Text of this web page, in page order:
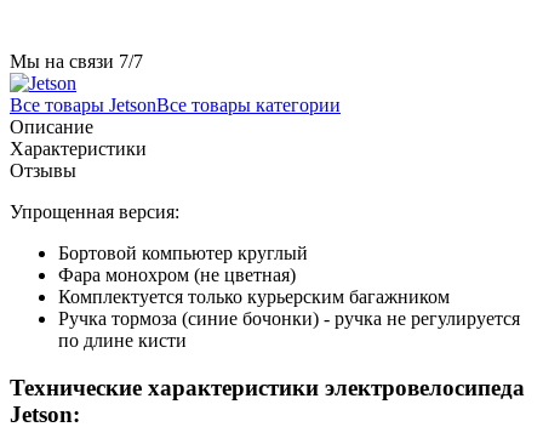
Мы на связи 7/7
Все товары JetsonВсе товары категории
Описание
Характеристики
Отзывы
Упрощенная версия:
Бортовой компьютер круглый
Фара монохром (не цветная)
Комплектуется только курьерским багажником
Ручка тормоза (синие бочонки) - ручка не регулируется
по длине кисти
Технические характеристики электровелосипеда
Jetson: